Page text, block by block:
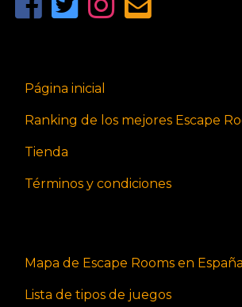
Página inicial
Ranking de los mejores Escape
Tienda
Términos y condiciones
Mapa de Escape Rooms en España
Lista de tipos de juegos